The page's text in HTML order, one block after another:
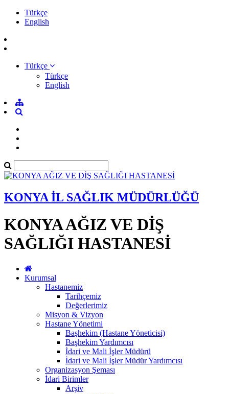
Türkçe
English
Türkçe
Türkçe
English
KONYA İL SAĞLIK MÜDÜRLÜĞÜ
KONYA AĞIZ VE DİŞ
SAĞLIĞI HASTANESİ
Kurumsal
Hastanemiz
Tarihçemiz
Değerlerimiz
Misyon & Vizyon
Hastane Yönetimi
Başhekim (Hastane Yöneticisi)
Başhekim Yardımcısı
İdari ve Mali İşler Müdürü
İdari ve Mali İşler Müdür Yardımcısı
Organizasyon Şeması
İdari Birimler
Arşiv